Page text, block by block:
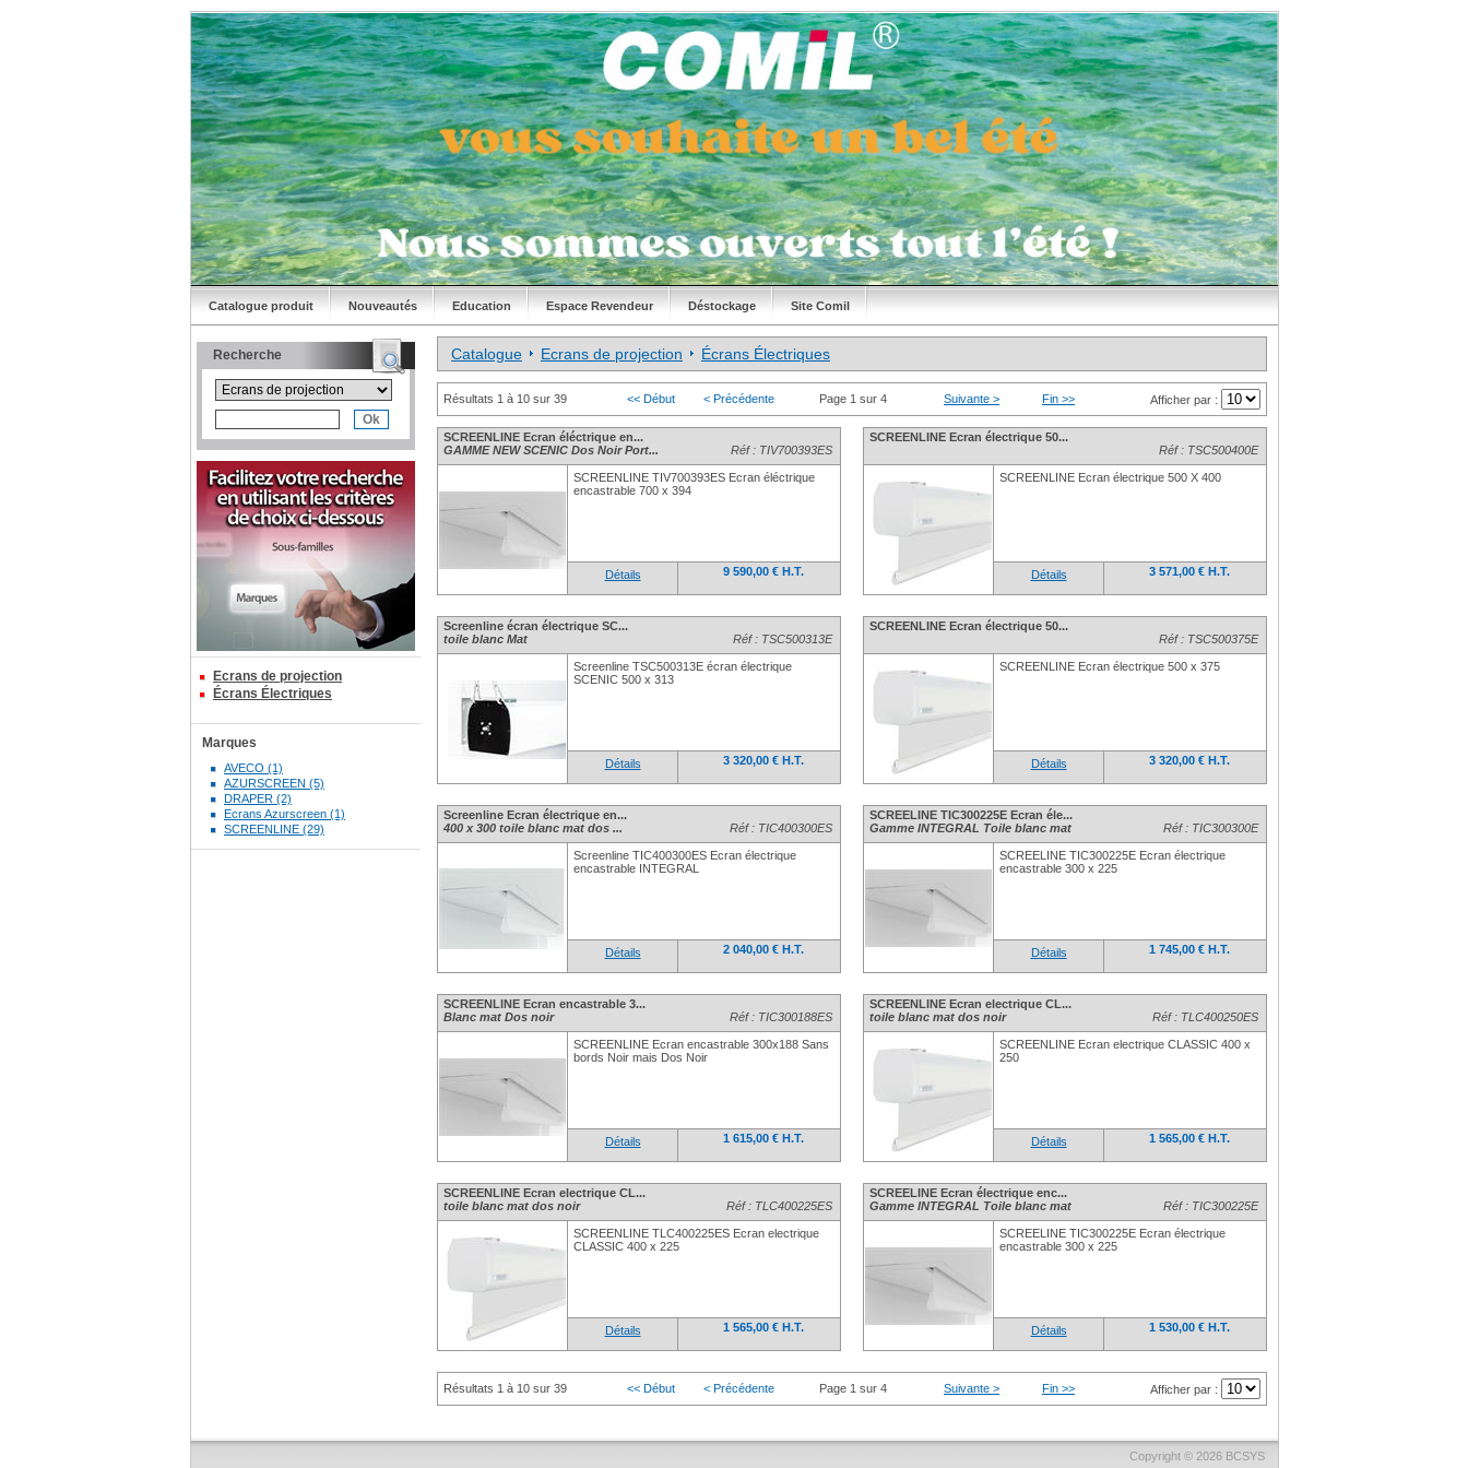
Catalogue produit Nouveautés Education Espace Revendeur Déstockage Site Comil
Recherche
Ecrans de projection
Écrans Électriques
Marques
AVECO (1)
AZURSCREEN (5)
DRAPER (2)
Ecrans Azurscreen (1)
SCREENLINE (29)
Catalogue Ecrans de projection Écrans Électriques
Résultats 1 à 10 sur 39 << Début < Précédente Page 1 sur 4 Suivante > Fin >> Afficher par :
SCREENLINE Ecran éléctrique en...
GAMME NEW SCENIC Dos Noir Port...
Réf : TIV700393ES
SCREENLINE TIV700393ES Ecran éléctrique
encastrable 700 x 394
Détails 9 590,00 € H.T.
SCREENLINE Ecran électrique 50...
Réf : TSC500400E
SCREENLINE Ecran électrique 500 X 400
Détails 3 571,00 € H.T.
Screenline écran électrique SC...
toile blanc Mat
Réf : TSC500313E
Screenline TSC500313E écran électrique
SCENIC 500 x 313
Détails 3 320,00 € H.T.
SCREENLINE Ecran électrique 50...
Réf : TSC500375E
SCREENLINE Ecran électrique 500 x 375
Détails 3 320,00 € H.T.
Screenline Ecran électrique en...
400 x 300 toile blanc mat dos ...
Réf : TIC400300ES
Screenline TIC400300ES Ecran électrique
encastrable INTEGRAL
Détails 2 040,00 € H.T.
SCREELINE TIC300225E Ecran éle...
Gamme INTEGRAL Toile blanc mat
Réf : TIC300300E
SCREELINE TIC300225E Ecran électrique
encastrable 300 x 225
Détails 1 745,00 € H.T.
SCREENLINE Ecran encastrable 3...
Blanc mat Dos noir
Réf : TIC300188ES
SCREENLINE Ecran encastrable 300x188 Sans
bords Noir mais Dos Noir
Détails 1 615,00 € H.T.
SCREENLINE Ecran electrique CL...
toile blanc mat dos noir
Réf : TLC400250ES
SCREENLINE Ecran electrique CLASSIC 400 x
250
Détails 1 565,00 € H.T.
SCREENLINE Ecran electrique CL...
toile blanc mat dos noir
Réf : TLC400225ES
SCREENLINE TLC400225ES Ecran electrique
CLASSIC 400 x 225
Détails 1 565,00 € H.T.
SCREELINE Ecran électrique enc...
Gamme INTEGRAL Toile blanc mat
Réf : TIC300225E
SCREELINE TIC300225E Ecran électrique
encastrable 300 x 225
Détails 1 530,00 € H.T.
Résultats 1 à 10 sur 39 << Début < Précédente Page 1 sur 4 Suivante > Fin >> Afficher par :
Copyright © 2026 BCSYS